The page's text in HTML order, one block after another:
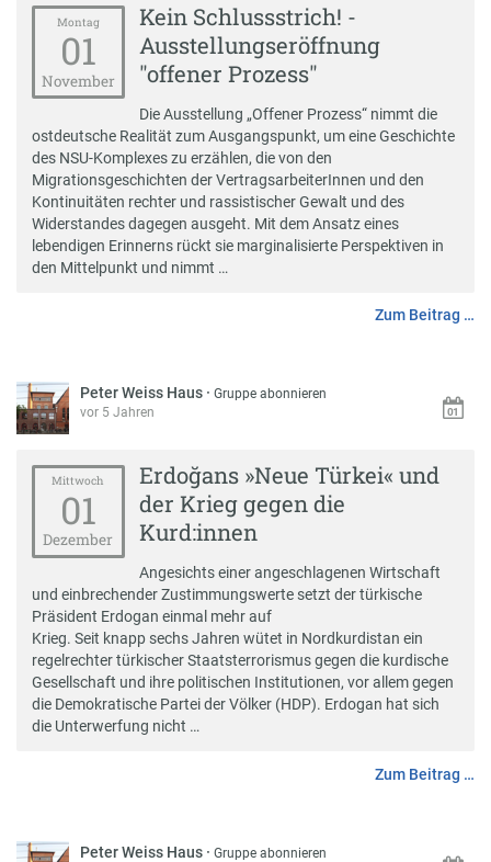
Montag
01
November
Kein Schlussstrich! -
Ausstellungseröffnung
"offener Prozess"
Die Ausstellung „Offener Prozess“ nimmt die
ostdeutsche Realität zum Ausgangspunkt, um eine Geschichte
des NSU-Komplexes zu erzählen, die von den
Migrationsgeschichten der VertragsarbeiterInnen und den
Kontinuitäten rechter und rassistischer Gewalt und des
Widerstandes dagegen ausgeht. Mit dem Ansatz eines
lebendigen Erinnerns rückt sie marginalisierte Perspektiven in
den Mittelpunkt und nimmt …
Zum Beitrag …
Peter Weiss Haus ·Gruppe abonnieren
vor 5 Jahren
Mittwoch
01
Dezember
Erdoğans »Neue Türkei« und
der Krieg gegen die
Kurd:innen
Angesichts einer angeschlagenen Wirtschaft
und einbrechender Zustimmungswerte setzt der türkische
Präsident Erdogan einmal mehr auf
Krieg. Seit knapp sechs Jahren wütet in Nordkurdistan ein
regelrechter türkischer Staatsterrorismus gegen die kurdische
Gesellschaft und ihre politischen Institutionen, vor allem gegen
die Demokratische Partei der Völker (HDP). Erdogan hat sich
die Unterwerfung nicht …
Zum Beitrag …
Peter Weiss Haus ·Gruppe abonnieren